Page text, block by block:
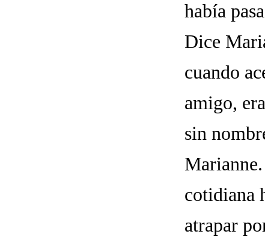
había
Dice
cuando
amigo,
sin
cotidiana
atrapar